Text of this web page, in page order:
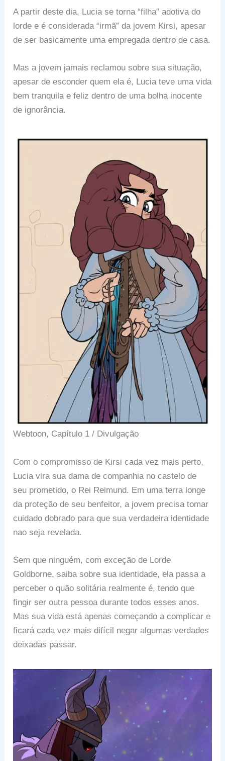
A partir deste dia, Lucia se torna “filha” adotiva do
lorde e é considerada “irmã” da jovem Kirsi, apesar
de ser basicamente uma empregada dentro de casa.
Mas a jovem jamais reclamou sobre sua situação,
apesar de esconder quem ela é, Lucia teve uma vida
bem tranquila e feliz dentro de uma bolha inocente
de ignorância.
Webtoon, Capítulo 1 / Divulgação
Com o compromisso de Kirsi cada vez mais perto,
Lucia vira sua dama de companhia no castelo de
seu prometido, o Rei Reimund. Em uma terra longe
da proteção de seu benfeitor, a jovem precisa tomar
cuidado dobrado para que sua verdadeira identidade
nao seja revelada.
Sem que ninguém, com exceção de Lorde
Goldborne, saiba sobre sua identidade, ela passa a
perceber o quão solitária realmente é, tendo que
fingir ser outra pessoa durante todos esses anos.
Mas sua vida está apenas começando a complicar e
ficará cada vez mais difícil negar algumas verdades
deixadas passar.